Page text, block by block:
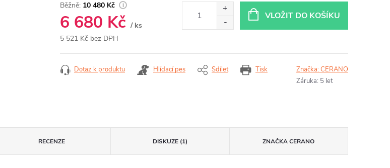
10 480 Kč
6 680 Kč / ks
5 521 Kč bez DPH
VLOŽIT DO KOŠÍKU
Tisk
Dotaz k produktu Hlídací pes Sdílet Značka:CERANO
Záruka: 5 let
RECENZE DISKUZE (1) ZNAČKACERANO